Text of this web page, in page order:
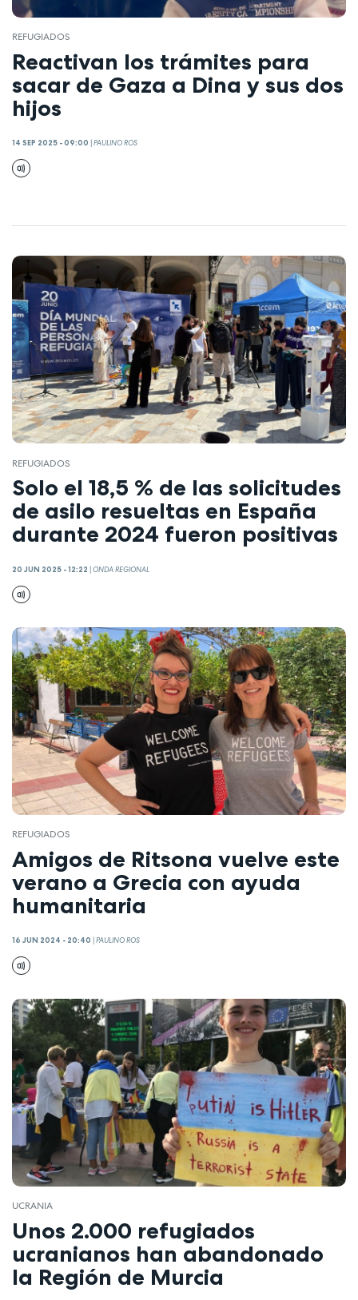
REFUGIADOS
Reactivan los trámites para
sacar de Gaza a Dina y sus dos
hijos
14 SEP 2025 - 09:00 PAULINO ROS
REFUGIADOS
Solo el 18,5 % de las solicitudes
de asilo resueltas en España
durante 2024 fueron positivas
20 JUN 2025 - 12:22 |ONDA REGIONAL
REFUGIADOS
Amigos de Ritsona vuelve este
verano a Grecia con ayuda
humanitaria
16 JUN 2024 - 20:40 PAULINO ROS
UCRANIA
Unos 2.000 refugiados
ucranianos han abandonado
la Región de Murcia